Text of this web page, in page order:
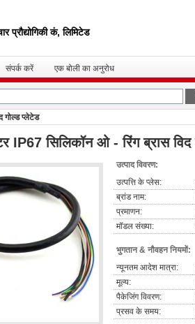
कं, लिमिटेड
संपर्क करें एक बोली का अनुरोध
गोल्ड प्लेटेड
IP67 सिलिकॉन ओ - रिंग ब्रास विद
उत्पाद विवरण:
उत्पत्ति के प्लेस:
ब्रांड नाम:
प्रमाणन:
मॉडल संख्या:
भुगतान & नौवहन नियमों:
न्यूनतम आदेश मात्रा:
मूल्य:
पैकेजिंग विवरण:
प्रसव के समय: